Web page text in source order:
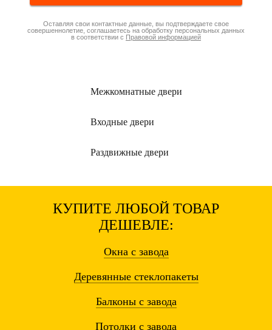
Оставляя свои контактные данные, вы подтверждаете свое
совершеннолетие, соглашаетесь на обработку персональных данных
в соответствии с Правовой информацией
Межкомнатные двери
Входные двери
Раздвижные двери
КУПИТЕ ЛЮБОЙ ТОВАР
ДЕШЕВЛЕ:
Окнас завода
Деревянные стеклопакеты
Балконы с завода
Потолки с завода